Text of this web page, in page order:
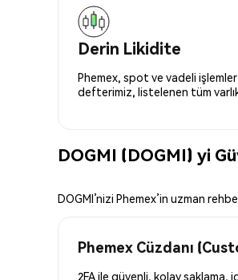
Derin Likidite
Phemex, spot ve vadeli
defterimiz, listelenen tüm
DOGMI (DOGMI) yi
DOGMI’nizi Phemex’in uzman
Phemex Cüzdanı
2FA ile güvenli, kolay saklama,